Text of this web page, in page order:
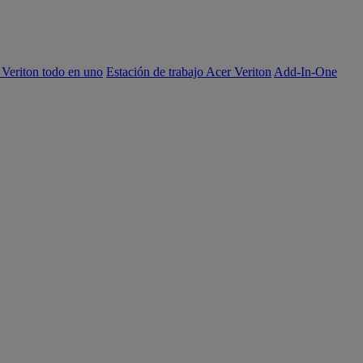
todo en uno Estación de trabajo Acer Veriton Add-In-One